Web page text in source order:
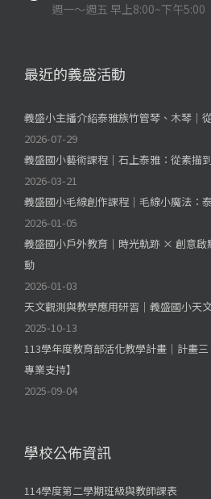
週一～週五 早上8:00~下午5:00
最近的義盛活動
義盛小主播介紹泰雅族竹管琴、木琴｜
2026-07-29
義盛國小藝術課程｜石上泰雅：從素描
2026-03-21
義盛國小毛線創作課程｜毛線小魔法：
2026-01-05
義盛國小戶外教育｜時光軌跡 × 創意啟
動
2026-01-03
天文觀測與教學應用研習｜義盛國小天
2025-10-13
113學年度教育部活化教學計畫｜計畫
專業支持】
2025-09-04
學校公佈資訊
114學度第二學期班級與教師課表